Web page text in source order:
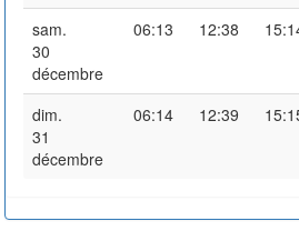
sam.
30
décembre
06:13 12:38
dim.
31
décembre
06:14 12:39